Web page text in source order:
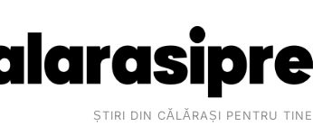
ȘTIRI DIN CĂLĂRAȘI PENTRU TINE